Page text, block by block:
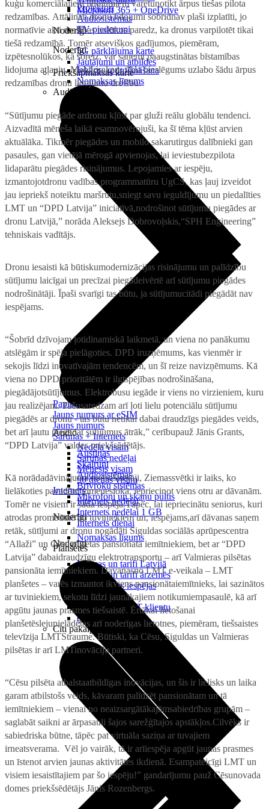
Microsoft 365 + OneDrive
Noderīgi
5G pārklājuma karte
Jautājumi un atbildes
Priekšapmaksas karte
Papildināt
Jauns numurs ar eSIM
Jauns numurs
Sarunas + Internets
Nedēļa visam
Sarunas nedēļai
Mēnesis visam
90 dienas visam
Internets
Internets nedēļai
Internets nedēļai 1 GB
Internets dienai
Noderīgi
Maksas un tarifi Latvijā
Maksas un tarifi ārzemēs
LMT Kartes iespējas
Kur nopirkt
Kā kļūt par LMT klientu
eSIM tehnoloģija
Citi pakalpojumi
Projektori
Audiosistēmas
TV piederumi
Noderīgi
Iekārtu apdrošināšana
Nomaksas līgums
Audio
Audio
Austiņas
Skaļruņi
Audiosistēmas
Brīvroku sistēmas
Mikrofoni un skaņu pultis
Noderīgi
Nomaksas līgums
Planšetes
kuģu komerciālajiem lidojumiem varētunotikt ārpus tiešas pilota
redzamības. Attālināti dronu lidojumi šobrīdnav plaši izplatīti, jo
normatīvie akti drošības nolūkos paredz, ka dronus varpilotēt tikai
tiešā redzamībā. Tomēr atsevišķos gadījumos, piemēram,
izpētesnolūkos, kā šoreiz, var saņemt paaugstinātas bīstamības
lidojuma atļauju. Mobilosakaru tīkla pieslēgums uzlabo šādu ārpus
redzamības dronu lidojumu drošību.
“Sūtījumu piegāde ardronu kļūst par gluži reālu globālu tendenci.
Aizvadītā mēneša laikā esamnovērojuši, ka šī tēma kļūst arvien
aktuālāka. Tikmēr piegādes un mobilo sakarutirgus dalībnieki gan
pasaules, gan vietējā mērogā apvienojas, lai ieviestubezpilota
lidaparātu piegādes risinājumus. Lepojamies ar iespēju,
izmantojotdronu vadības programmatūru UgCS, kas ļauj izveidot
jau iepriekš noteiktu maršrutu,sniegt savu ieguldījumu un piedalīties
LMT un “DPD Latvija” iniciatīvā,nodrošinot sūtījumu piegādes ar
dronu Latvijā,” norāda Aleksejs Dobrovoļskis,“SPH Engineering”
tehniskais vadītājs.
Dronu iesaisti kā būtiskumodernizācijas risinājumu un palīdzību
sūtījumu laicīgai un precīzai piegādeivērtē arī sūtījumu piegādes
nodrošinātāji. Īpaši svarīgi tas būtu, ja sūtījumucitādi piegādāt nav
iespējams.
“Šobrīd dzīvojam ļotidinamiskā laikmetā, un viena no panākumu
atslēgām ir spēja pielāgoties. DPD iruzņēmums, kas vienmēr ir
sekojis līdzi inovatīvajām tendencēm, un šī reize navizņēmums. Kā
viena no DPD prioritātēm ir ilgtspējības nodrošināšana,
piegādājotsūtījumus. Elektrobusu iegāde ir viens no virzieniem, kuru
jau realizējam. Tačusaredzam arī ļoti lielu potenciālu sūtījumu
piegādēs ar dronu - tas būtu netikai dabai draudzīgs piegādes veids,
bet arī ļautu piegādāt sūtījumus ātrāk,” cerībupauž Jānis Grants,
“DPD Latvija” valdes priekšsēdētājs.
Kā norādadāvinājuma nodrošinātāji, Ziemassvētki ir laiks, ko
lielākoties pavadām ģimeneslokā, iepriecinot viens otru ar dāvanām.
Tomēr ne visiem ir šāda iespēja.Tāpēc, lai iepriecinātu seniorus, kuri
atrodas prombūtnē no tuviniekiem un, iespējams,arī dāvanas saņem
retāk, sūtījumi ar dronu nogādāti Siguldas sociālās aprūpescentra
“Allaži” un Cēsu pilsētas pansionāta iemītniekiem, bet ar “DPD
Latvija” dabaidraudzīgu elektrotransportu – arī Valmieras pilsētas
pansionāta iemītniekiem. Dāvanasno LMT e-veikala – LMT
planšetes – varēs izmantot ikviens pansionātaiemītnieks, lai sazinātos
ar tuviniekiem, sekotu līdzi jaunākajiem notikumiempasaulē, kā arī
apgūtu jaunas prasmes tiešsaistē. Ērtākai lietošanai
planšetēslejupielādētas arī noderīgas lietotnes, piemēram, tiešsaistes
televīzija LMTStraume. Būtiski, ka Cēsu, Siguldas un Valmieras
pilsētas ir arī LMTinovāciju partneri.
“Cēsu pilsēta atbalstaatbildīgas inovācijas, un šis ir lielisks un laika
garam atbilstošs veids, kāvaram palīdzēt pansionātam un tā
iemītniekiem – vienai no neaizsargātākajāmsabiedrības grupām –
saglabāt saikni ar ārpasauli šajos sarežģītajos apstākļos.Cilvēks ir
sabiedriska būtne, tāpēc pat virtuāla saziņa ar tuvajiem
irneatsverama. Vēl jo vairāk, tā ir arīiespēja apgūt jaunas prasmes
un īstenot arvien jaunas aktivitātes ikdienā. Esampateicīgi LMT un
visiem iesaistītajiem par šo iespēju!” gandarījumu pauž Cēsunovada
domes priekšsēdētājs Jānis Rozenbergs.